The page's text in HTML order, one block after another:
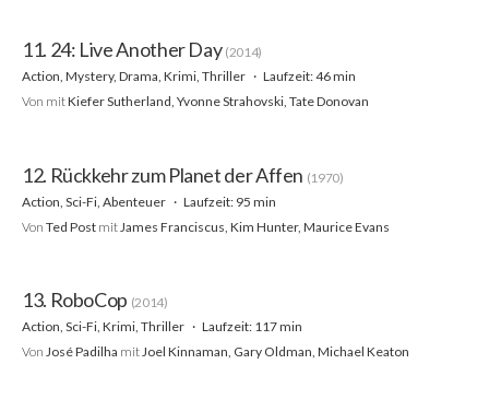
11. 24: Live Another Day (2014)
Action, Mystery, Drama, Krimi, Thriller
Laufzeit: 46 min
Von mitKiefer Sutherland, Yvonne Strahovski, Tate Donovan
12. Rückkehr zum Planet der Affen (1970)
Action, Sci-Fi, Abenteuer
Laufzeit: 95 min
Von Ted Post mit James Franciscus, Kim Hunter, Maurice Evans
13. RoboCop (2014)
Action, Sci-Fi, Krimi, Thriller
Laufzeit: 117 min
Von José Padilha mitJoel Kinnaman, Gary Oldman, Michael Keaton